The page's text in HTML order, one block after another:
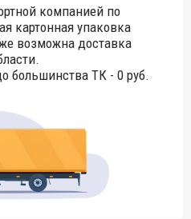
компанией по
картонная упаковка
возможна доставка
большинства ТК - 0 руб.